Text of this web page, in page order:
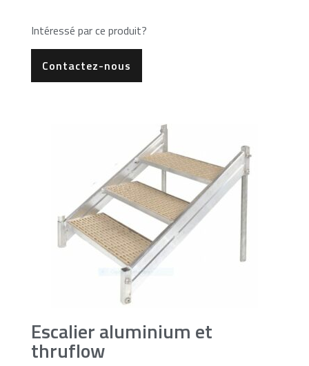
Intéressé par ce produit?
Contactez-nous
Escalier aluminium et
thruflow